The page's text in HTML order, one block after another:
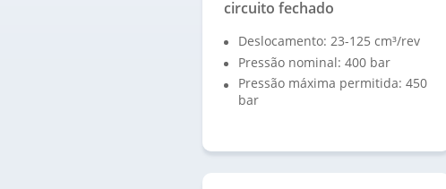
circuito fechado
Deslocamento: 23-125 cm³/rev
Pressão nominal: 400 bar
Pressão máxima permitida: 450
bar